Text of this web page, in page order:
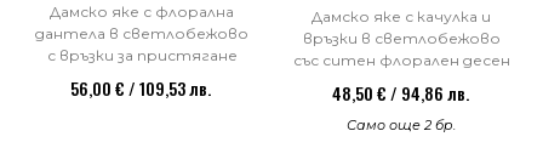
Дамско яке с флорална
дантела в светлобежово
с връзки за пристягане
56,00 € / 109,53 лв.
Дамско яке с качулка и
връзки в светлобежово
със ситен флорален десен
48,50 € / 94,86 лв.
Само още 2 бр.